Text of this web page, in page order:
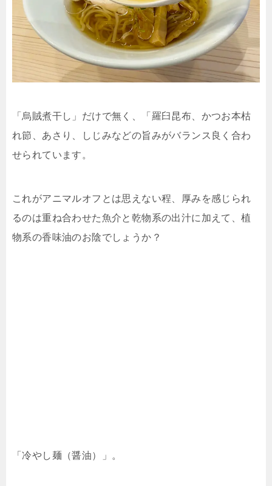
「烏賊煮干し」だけで無く、「羅臼昆布、かつお本枯
れ節、あさり、しじみなどの旨みがバランス良く合わ
せられています。
これがアニマルオフとは思えない程、厚みを感じられ
るのは重ね合わせた魚介と乾物系の出汁に加えて、植
物系の香味油のお陰でしょうか？
「冷やし麺（醤油）」。